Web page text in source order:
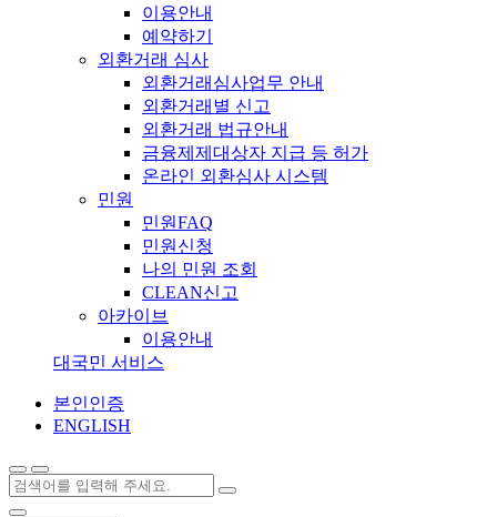
이용안내
예약하기
외환거래 심사
외환거래심사업무 안내
외환거래별 신고
외환거래 법규안내
금융제제대상자 지급 등 허가
온라인 외환심사 시스템
민원
민원FAQ
민원신청
나의 민원 조회
CLEAN신고
아카이브
이용안내
대국민 서비스
본인인증
ENGLISH